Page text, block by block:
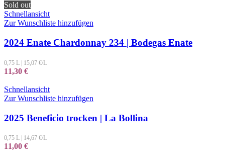
Sold out
Schnellansicht
Zur Wunschliste hinzufügen
2024 Enate Chardonnay 234 | Bodegas Enate
0,75 L | 15,07 €/L
11,30 €
Schnellansicht
Zur Wunschliste hinzufügen
2025 Beneficio trocken | La Bollina
0,75 L 14,67 €/L
11,00 €